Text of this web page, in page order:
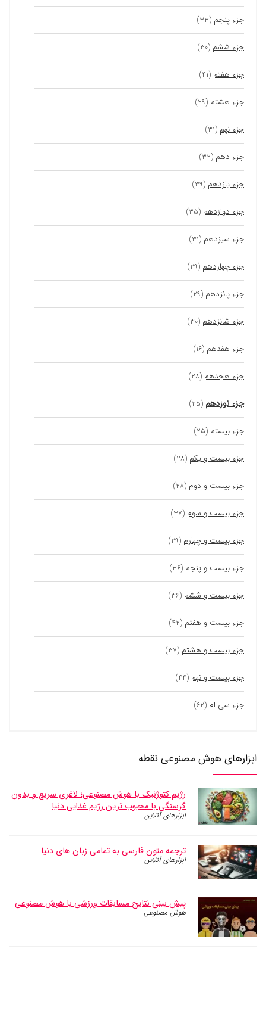
جزء پنجم (۳۳)
جزء ششم (۳۰)
جزء هفتم (۴۱)
جزء هشتم (۲۹)
جزء نهم (۳۱)
جزء دهم (۳۲)
جزء یازدهم (۳۹)
جزء دوازدهم (۳۵)
جزء سیزدهم (۳۱)
جزء چهاردهم (۲۹)
جزء پانزدهم (۲۹)
جزء شانزدهم (۳۰)
جزء هفدهم (۱۶)
جزء هجدهم (۲۸)
جزء نوزدهم (۲۵)
جزء بیستم (۲۵)
جزء بیست و یکم (۲۸)
جزء بیست و دوم (۲۸)
جزء بیست و سوم (۳۷)
جزء بیست و چهارم (۲۹)
جزء بیست و پنجم (۳۶)
جزء بیست و ششم (۳۶)
جزء بیست و هفتم (۴۲)
جزء بیست و هشتم (۳۷)
جزء بیست و نهم (۴۴)
جزء سی ام (۶۲)
ابزارهای هوش مصنوعی نقطه
رژیم کتوژنیک با هوش مصنوعی؛ لاغری سریع و بدون
گرسنگی با محبوب ترین رژیم غذایی دنیا
ابزارهای آنلاین
ترجمه متون فارسی به تمامی زبان های دنیا
ابزارهای آنلاین
پیش بینی نتایج مسابقات ورزشی با هوش مصنوعی
هوش مصنوعی